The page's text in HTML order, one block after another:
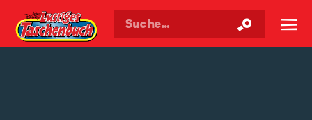
Walt Disneys Taschenbuch ☰